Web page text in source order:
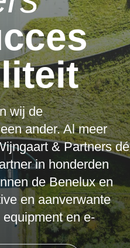
wij de
ander. Al meer
& Partners dé
in honderden
de Benelux en
en aanverwante
en e-